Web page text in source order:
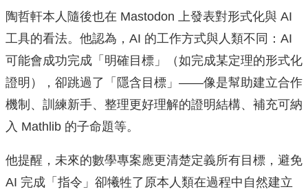
陶哲軒本人隨後也在 Mastodon 上發表對形式化與 AI
工具的看法。他認為，AI 的工作方式與人類不同：AI
可能會成功完成「明確目標」（如完成某定理的形式化
證明），卻跳過了「隱含目標」——像是幫助建立合作
機制、訓練新手、整理更好理解的證明結構、補充可納
入 Mathlib 的子命題等。
他提醒，未來的數學專案應更清楚定義所有目標，避免
AI 完成「指令」卻犧牲了原本人類在過程中自然建立